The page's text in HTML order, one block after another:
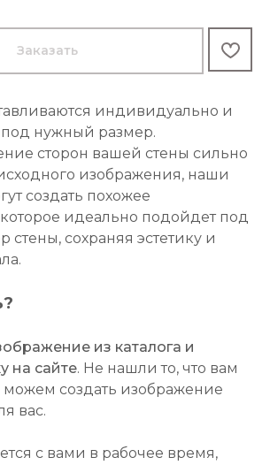
Заказать
индивидуально и
нужный размер.
сторон вашей стены сильно
изображения, наши
создать похожее
идеально подойдет под
сохраняя эстетику и
из каталога и
на сайте. Не нашли то, что вам
создать изображение
вас.
с вами в рабочее время,